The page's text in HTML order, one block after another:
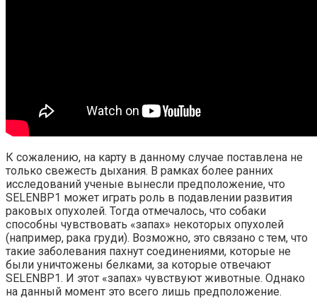
К сожалению, на карту в данному случае поставлена не
только свежесть дыхания. В рамках более ранних
исследований ученые вынесли предположение, что
SELENBP1 может играть роль в подавлении развития
раковых опухолей. Тогда отмечалось, что собаки
способны чувствовать «запах» некоторых опухолей
(например, рака груди). Возможно, это связано с тем, что
такие заболевания пахнут соединениями, которые не
были уничтожены белками, за которые отвечают
SELENBP1. И этот «запах» чувствуют животные. Однако
на данный момент это всего лишь предположение.